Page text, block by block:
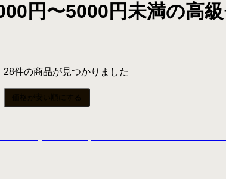
円〜5000円未満の高
28件の商品が見つかりました